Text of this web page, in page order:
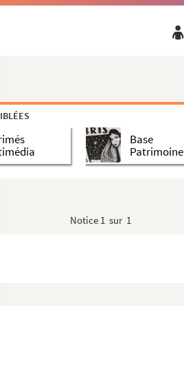
Base
Patrimoine
Notice 1 sur 1